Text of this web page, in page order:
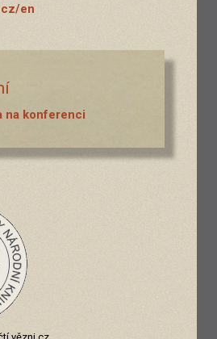
en
na konferenci